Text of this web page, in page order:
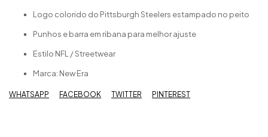
Logo colorido do Pittsburgh Steelers estampado no peito
Punhos e barra em ribana para melhor ajuste
Estilo NFL / Streetwear
Marca: New Era
WHATSAPP FACEBOOK TWITTER PINTEREST